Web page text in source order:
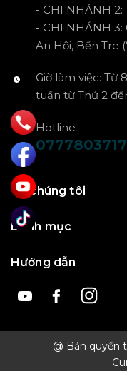
- CHI NHÁNH 2:
- CHI NHÁNH
An Hội, Bến Tre
Giờ làm việc: Từ
tuần từ Thứ 2
Hotline
0777803717
Về chúng tôi
Danh mục
Hướng dẫn
@ Bản quyền